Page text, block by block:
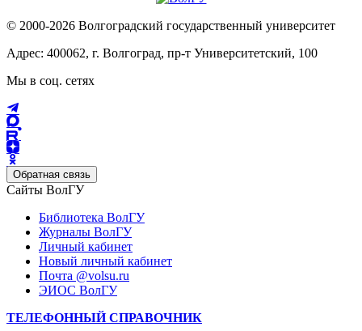
© 2000-2026 Волгоградский государственный университет
Адрес: 400062, г. Волгоград, пр-т Университетский, 100
Мы в соц. сетях
Обратная связь
Сайты ВолГУ
Библиотека ВолГУ
Журналы ВолГУ
Личный кабинет
Новый личный кабинет
Почта @volsu.ru
ЭИОС ВолГУ
ТЕЛЕФОННЫЙ СПРАВОЧНИК